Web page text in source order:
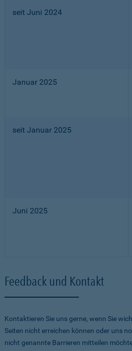
seit Juni 2024
Januar 2025
seit Januar 2025
Juni 2025
Feedback und Kontakt
Kontaktieren Sie uns gerne, wenn Sie
Seiten nicht erreichen können oder uns
nicht genannte Barrieren mitteilen